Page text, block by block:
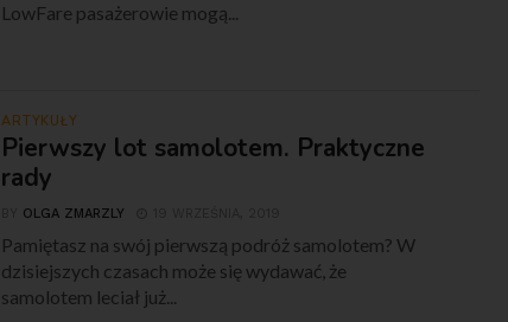
LowFare pasażerowie mogą...
ARTYKUŁY
Pierwszy lot samolotem. Praktyczne
rady
OLGA ZMARZLY
Pamiętasz na swój pierwszą podróż samolotem? W
dzisiejszych czasach może się wydawać, że
samolotem leciał już...